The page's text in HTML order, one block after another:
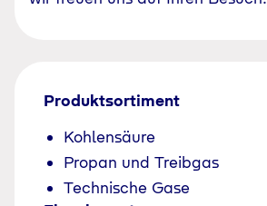
Produktsortiment
Kohlensäure
Propan und Treibgas
Technische Gase